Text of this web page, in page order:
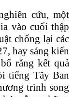
cứu, một
vào cuối thập
chống lại các
hay sáng kiến
rằng kết quả
tiếng Tây Ban
trình song